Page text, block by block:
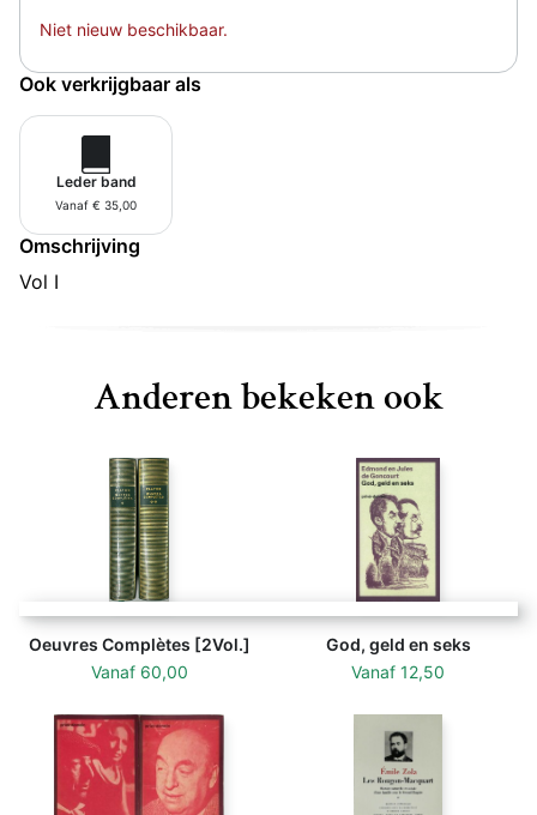
Niet nieuw beschikbaar.
Ook verkrijgbaar als
Leder band
Vanaf € 35,00
Omschrijving
Vol I
Anderen bekeken ook
Oeuvres Complètes [2Vol.]
Vanaf 60,00
God, geld en seks
Vanaf 12,50